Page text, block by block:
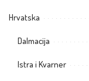
Hrvatska
Dalmacija
Istra i Kvarner